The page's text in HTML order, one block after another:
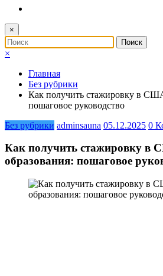
×
×
Главная
Без рубрики
Как получить стажировку в
пошаговое руководство
Без рубрики adminsauna 05.12.2025 0
Как получить стажировку в
образования: пошаговое